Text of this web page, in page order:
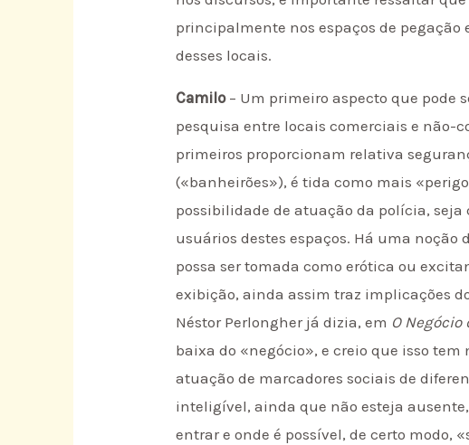
principalmente nos espaços de
desses locais.
Camilo– Um primeiro aspecto que pode
pesquisa entre locais comerciais e não-
primeiros proporcionam relativa
(«banheirões»), é tida como mais
possibilidade de atuação da polícia,
usuários destes espaços. Há uma
possa ser tomada como erótica ou
exibição, ainda assim traz implicações
Néstor Perlongher já dizia, em O Negócio
baixa do «negócio», e creio que isso
atuação de marcadores sociais de
inteligível, ainda que não esteja
entrar e onde é possível, de certo modo,